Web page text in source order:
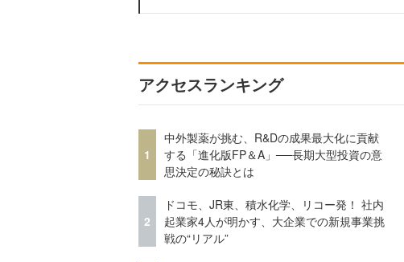
アクセスランキング
1
中外製薬が挑む、R&Dの成果最大化に貢献
する「進化版FP＆A」──長期大型投資の意
思決定の秘訣とは
2
ドコモ、JR東、積水化学、リコー発！ 社内
起業家4人が明かす、大企業での新規事業挑
戦の“リアル”